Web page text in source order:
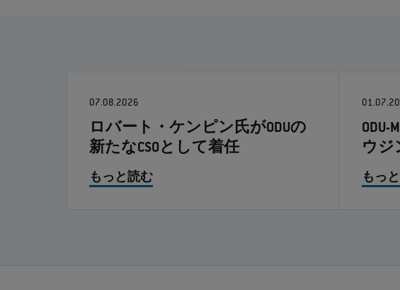
07.08.2026
ロバート・ケンピン氏がODUの
新たなCSOとして着任
もっと読む
ODU-
ウジ
もっ